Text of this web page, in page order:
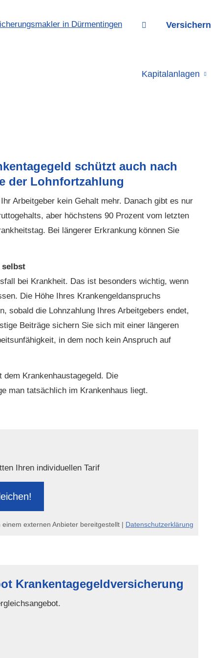
Versichern
Kapitalanlagen
schützt auch nach
der Lohnfortzahlung
Arbeitgeber kein Gehalt mehr. Danach gibt es nur
aber höchstens 90 Prozent vom letzten
Bei längerer Erkrankung können Sie
selbst
bei Krankheit. Das ist besonders wichtig, wenn
Die Höhe Ihres Krankengeldanspruchs
sobald die Lohnzahlung Ihres Arbeitgebers endet,
Beiträge sichern Sie sich mit einer längeren
in dem noch kein Anspruch auf
Krankenhaustagegeld. Die
man tatsächlich im Krankenhaus liegt.
Ihren individuellen Tarif
externen Anbieter bereitgestellt | Datenschutzerklärung
Krankentagegeldversicherung